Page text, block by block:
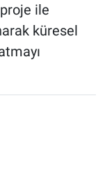
ile
küresel